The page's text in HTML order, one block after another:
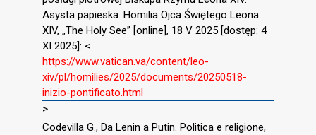
Asysta papieska. Homilia Ojca Świętego Leona
XIV, „The Holy See” [online], 18 V 2025 [dostęp: 4
XI 2025]: <
https://www.vatican.va/content/leo-
xiv/pl/homilies/2025/documents/20250518-
inizio-pontificato.html
>.
Codevilla G., Da Lenin a Putin. Politica e religione,